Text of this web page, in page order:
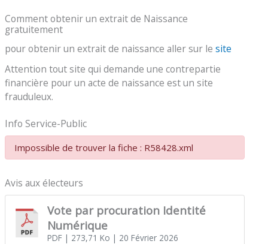
Comment obtenir un extrait de Naissance
gratuitement
pour obtenir un extrait de naissance aller sur le site
Attention tout site qui demande une contrepartie
financière pour un acte de naissance est un site
frauduleux.
Info Service-Public
Impossible de trouver la fiche : R58428.xml
Avis aux électeurs
Vote par procuration Identité
Numérique
PDF| 273,71 Ko | 20 Février 2026